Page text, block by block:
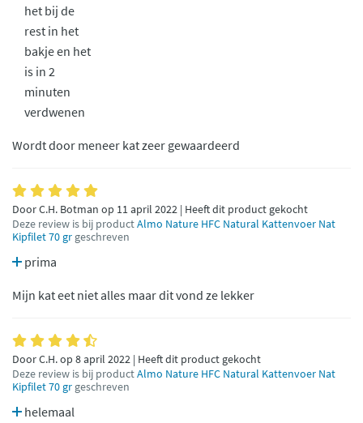
het bij de
rest in het
bakje en het
is in 2
minuten
verdwenen
Wordt door meneer kat zeer gewaardeerd
Door C.H. Botman op 11 april 2022 | Heeft dit product gekocht
Deze review is bij productAlmo Nature HFC Natural Kattenvoer Nat
Kipfilet 70 gr geschreven
prima
Mijn kat eet niet alles maar dit vond ze lekker
Door C.H. op 8 april 2022 | Heeft dit product gekocht
Deze review is bij productAlmo Nature HFC Natural Kattenvoer Nat
Kipfilet 70 gr geschreven
helemaal